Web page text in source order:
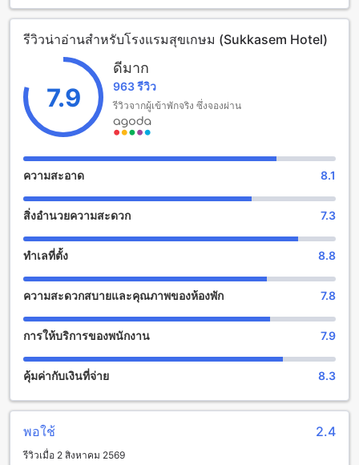
เช็คเอาท์สุดท้ายคือ 12:00 PM โรงแรมยังมีบริการรถรับส่งสนาม
บินซึ่งใช้เวลาเพียง 10 นาทีเท่านั้น
โรงแรมสุขเกษมได้สร้างขึ้นในปี 2011 และได้ปรับปรุงล่าสุดในปี
เดียวกัน โดยทำให้โรงแรมน่าสนใจมากยิ่งขึ้น นอกจากนี้ โรงแรม
ยินดีต้อนรับเด็กอายุ 2-4 ปีให้พักผ่อนฟรี
สิ่งอำนวยความสะดวกที่โรงแรมสุขเกษม
โรงแรมสุขเกษม น่าน เป็นสถานที่พักที่มีสิ่งอำนวยความสะดวกที่
เพลิดเพลินกับการรับนวดที่มีมืออาชีพและประสบการณ์ นอกจากนี้
ยังมีสระว่ายน้ำที่สวยงามและสะอาด ที่นี่คุณสามารถเล่นน้ำและ
รับประทานเครื่องดื่มสดชื่นได้ในบรรยากาศที่เงียบสงบ นอกจากนี้
กีฬาอื่น ๆ เช่นเทนนิสและบาสเก็ตบอล
สิ่งอำนวยความสะดวกที่โรงแรมสุขเกษม
ทำให้คุณรู้สึกเหมือนอยู่บ้าน สิ่งอำนวยความสะดวกที่คุณสามารถ
เพลิดเพลินได้รวมถึงบริการซักผ้า บริการห้องพัก บริการพนักงาน
ต้อนรับ อินเทอร์เน็ตไร้สายในพื้นที่สาธารณะ พื้นที่สูบบุหรี่ที่
กำหนดไว้ อินเทอร์เน็ตไร้สายฟรีในทุกห้อง ที่เก็บกระเป๋าสัมผัส
สิ่งอำนวยความสะดวกเกี่ยวกับการเดินทางที่โรงแรมสุขเกษม
โรงแรมสุขเกษม ให้บริการสิ่งอำนวยความสะดวกในการเดินทาง
รีวิวน่าอ่านสำหรับโรงแรมสุขเกษม (Sukkasem Hotel)
7.9
ดีมาก
963 รีวิว
รีวิวจากผู้เข้าพักจริง ซึ่งจองผ่าน
ความสะอาด 8.1
สิ่งอำนวยความสะดวก 7.3
ทำเลที่ตั้ง 8.8
ความสะดวกสบายและคุณภาพของห้องพัก 7.8
การให้บริการของพนักงาน 7.9
คุ้มค่ากับเงินที่จ่าย 8.3
พอใช้ 2.4
รีวิวเมื่อ 2 สิงหาคม 2569